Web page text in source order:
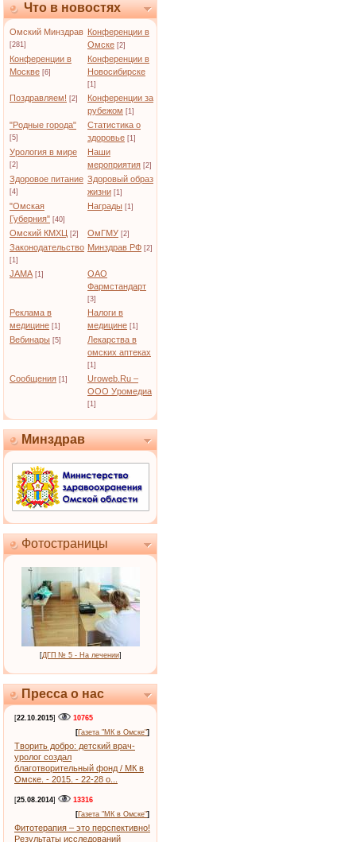
Что в новостях
Омский Минздрав
[281]
Конференции в
Омске [2]
Конференции в
Москве [6]
Конференции в
Новосибирске
[1]
Поздравляем! [2]
Конференции за
рубежом [1]
"Родные города"
[5]
Статистика о
здоровье [1]
Урология в мире
[2]
Наши
мероприятия [2]
Здоровое питание
[4]
Здоровый образ
жизни [1]
"Омская
Губерния" [40]
Награды [1]
Омский КМХЦ [2] ОмГМУ [2]
Законодательство
[1]
Минздрав РФ [2]
JAMA [1]
ОАО
Фармстандарт
[3]
Реклама в
медицине [1]
Налоги в
медицине [1]
Вебинары [5]
Лекарства в
омских аптеках
[1]
Сообщения [1]
Uroweb.Ru –
ООО Уромедиа
[1]
Минздрав
Фотостраницы
[ДГП № 5 - На лечении]
Пресса о нас
[22.10.2015]
10765
[Газета "МК в Омске"]
Творить добро: детский врач-
уролог создал
благотворительный фонд / МК в
Омске. - 2015. - 22-28 о...
[25.08.2014]
13316
[Газета "МК в Омске"]
Фитотерапия – это перспективно!
Результаты исследований